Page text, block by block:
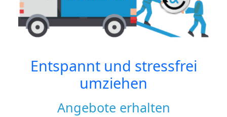
Entspannt und stressfrei
umziehen
Angebote erhalten